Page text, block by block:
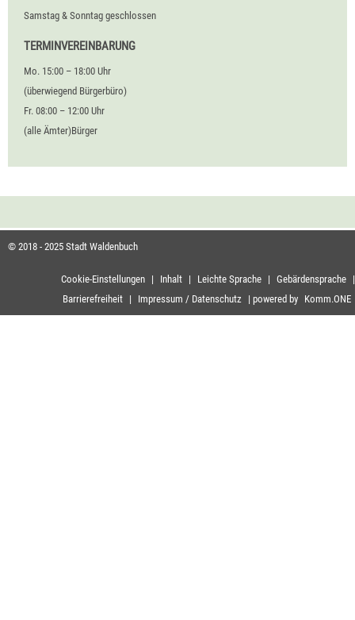
Samstag & Sonntag geschlossen
TERMINVEREINBARUNG
Mo. 15:00 – 18:00 Uhr
(überwiegend Bürgerbüro)
Fr. 08:00 – 12:00 Uhr
(alle Ämter)Bürger
© 2018 - 2025 Stadt Waldenbuch
Cookie-Einstellungen | Inhalt | Leichte Sprache | Gebärdensprache |
Barrierefreiheit | Impressum / Datenschutz | powered by Komm.ONE